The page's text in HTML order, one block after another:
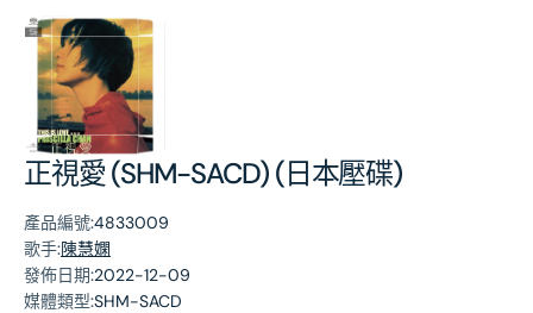
正視愛 (SHM-SACD) (日本壓碟)
產品編號:4833009
歌手:陳慧嫻
發佈日期:2022-12-09
媒體類型:SHM-SACD